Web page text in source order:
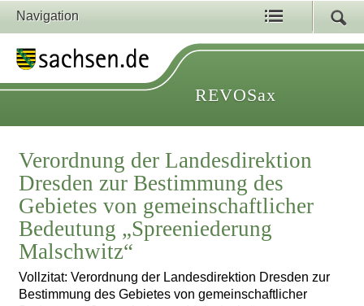
Navigation
REVOSax
Verordnung der Landesdirektion
Dresden zur Bestimmung des
Gebietes von gemeinschaftlicher
Bedeutung „Spreeniederung
Malschwitz“
Vollzitat: Verordnung der Landesdirektion Dresden zur
Bestimmung des Gebietes von gemeinschaftlicher